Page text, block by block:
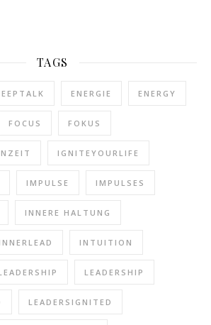
TAGS
ENERGIE ENERGY
FOCUS FOKUS
IGNITEYOURLIFE
IMPULSE IMPULSES
INNERE HALTUNG
INNERLEAD INTUITION
LEADERSHIP
LEADERSIGNITED